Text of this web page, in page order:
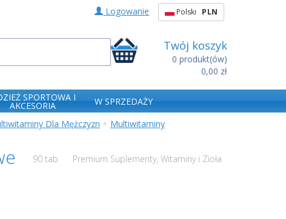
Logowanie Polski PLN
Twój koszyk
0 produkt(ów)
0,00 zł
SPORTOWA I
AKCESORIA
W SPRZEDAŻY
Dla Mężczyzn + Multiwitaminy
90 tab
Premium Suplementy, Witaminy i Zioła